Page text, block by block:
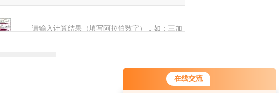
在线交流
请输入计算结果（填写阿拉伯数字），如：三加